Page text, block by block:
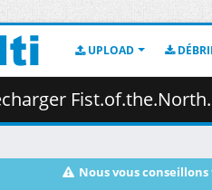
UPLOAD
Nous vous